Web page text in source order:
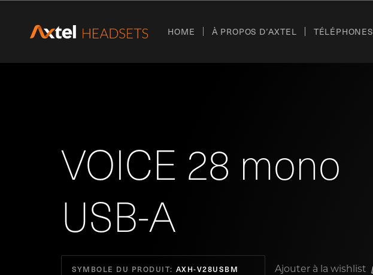
HOME À PROPOS D’AXTEL TÉLÉPHONES
VOICE 28 mono
USB-A
SYMBOLE DU PRODUIT: AXH-V28USBM Ajouter à la wishlist